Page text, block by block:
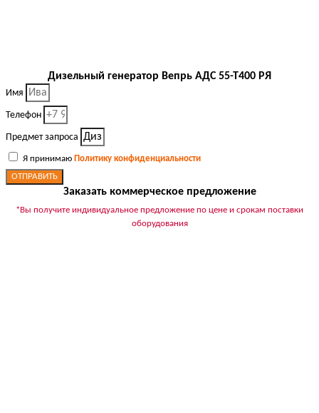
Дизельный генератор Вепрь АДС 55-Т400 РЯ
Имя
Телефон
Предмет запроса
Я принимаю Политику конфиденциальности
ОТПРАВИТЬ
Заказать коммерческое предложение
*Вы получите индивидуальное предложение по цене и срокам поставки
оборудования